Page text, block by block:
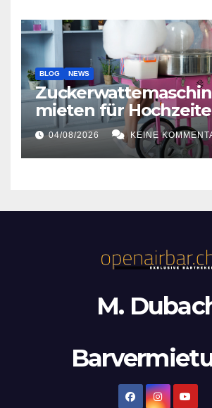
BLOG NEWS
mieten für
04/08/2026 KEINE
M.